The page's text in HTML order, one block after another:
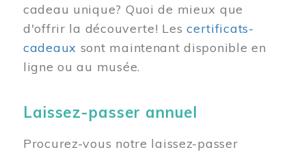
cadeau unique? Quoi de mieux que
d'offrir la découverte! Lescertificats-
cadeaux sont maintenant disponible en
ligne ou au musée.
Laissez-passer annuel
Procurez-vous notre laissez-passer